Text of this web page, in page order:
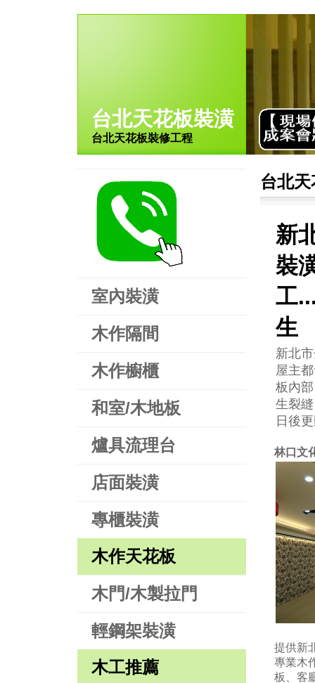
台北天花板裝潢
台北天花板裝修工程
室內裝潢
木作隔間
木作櫥櫃
和室/木地板
爐具流理台
店面裝潢
專櫃裝潢
木作天花板
木門/木製拉門
輕鋼架裝潢
木工推薦
台北
新
裝
工
生
新北
屋主
板內
生裂
日後
林口文
提供新
專業木
板、客